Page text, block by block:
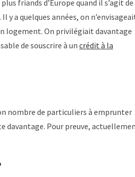
friands d’Europe quand il s’agit de
y a quelques années, on
logement. On privilégiait davantage
de souscrire à un crédit à la
nombre de particuliers à emprunter
davantage. Pour preuve,